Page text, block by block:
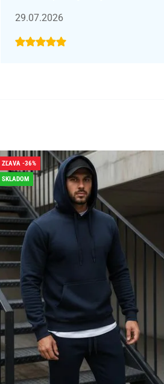
29.07.2026
ZĽAVA -36%
SKLADOM